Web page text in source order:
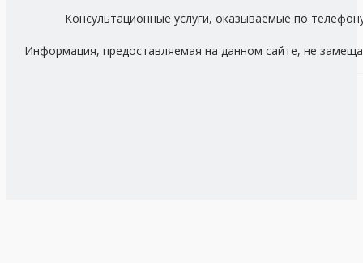
Консультационные услуги, оказываемые по
Информация, предоставляемая на данном сайте, не